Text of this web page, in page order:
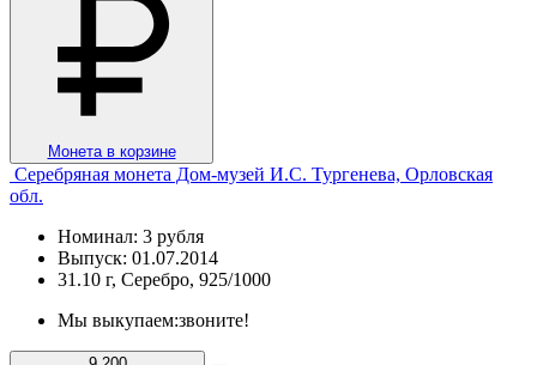
Монета в корзине
Серебряная монета Дом-музей И.С. Тургенева, Орловская
обл.
Номинал: 3 рубля
Выпуск: 01.07.2014
31.10 г, Серебро, 925/1000
Мы выкупаем:звоните!